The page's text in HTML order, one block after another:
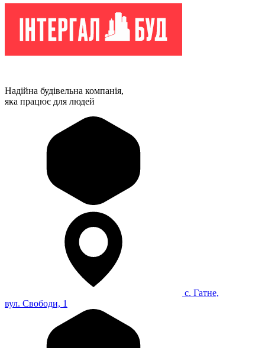
Надійна будівельна компанія,
яка працює для людей
с. Гатне,
вул. Свободи, 1